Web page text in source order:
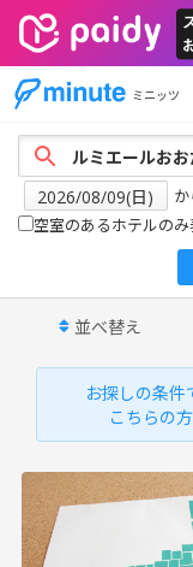
ミニッツ
空室のあるホテルの
並べ替え
お探しの条件
こちらの